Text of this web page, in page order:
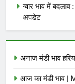
ग्वार भाव में बदलाव
अपडेट
अनाज मंडी भाव
आज का मंडी भाव |